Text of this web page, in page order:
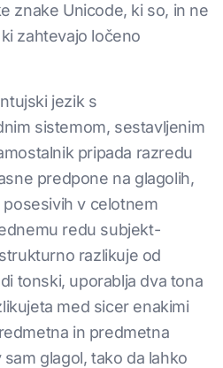
znake Unicode, ki so, in ne
zahtevajo ločeno
jezik s
sistemom, sestavljenim
pripada razredu
predpone na glagolih,
v celotnem
redu subjekt-
razlikuje od
tonski, uporablja dva tona
med sicer enakimi
in predmetna
glagol, tako da lahko